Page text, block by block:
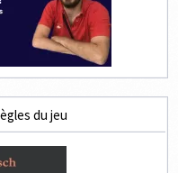
du jeu